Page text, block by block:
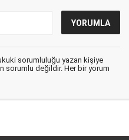
sorumluluğu yazan kişiye
sorumlu değildir. Her bir yorum